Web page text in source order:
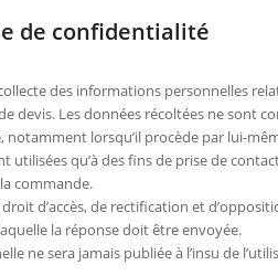
de confidentialité
des informations personnelles
devis. Les données récoltées ne sont
notamment lorsqu’il procède par lui-
utilisées qu’à des fins de prise de
commande.
d’accès, de rectification et
la réponse doit être envoyée.
ne sera jamais publiée à l’insu de